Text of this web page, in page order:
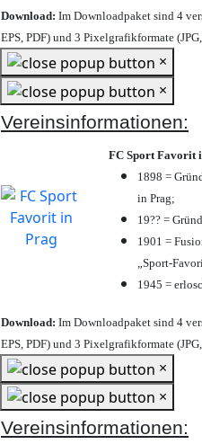
Download: Im Downloadpaket sind 4
EPS, PDF) und 3 Pixelgrafikformate
×
×
Vereinsinformationen:
FC Sport Favorit
1898 =
in Prag;
19?? =
1901 =
„Sport-
1945 =
Download: Im Downloadpaket sind 4
EPS, PDF) und 3 Pixelgrafikformate
×
×
Vereinsinformationen: